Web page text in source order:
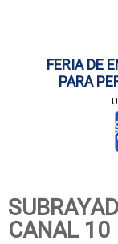
FERIA DE
PARA
CANAL 10